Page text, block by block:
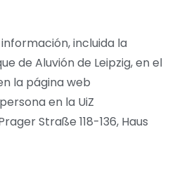
incluida la
de Aluvión de Leipzig, en el
la página web
en la UiZ
Straße 118-136, Haus